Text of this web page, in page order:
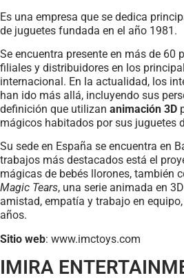
Es una empresa que se dedica
de juguetes fundada en el año 1981.
Se encuentra presente en más de 60
filiales y distribuidores en los
internacional. En la actualidad, los
han ido más allá, incluyendo sus
definición que utilizan animación 3D
mágicos habitados por sus juguetes
Su sede en España se encuentra en
trabajos más destacados está el
mágicas de bebés llorones, también
Magic Tears, una serie animada en
amistad, empatía y trabajo en
años.
Sitio web: www.imctoys.com
IMIRA